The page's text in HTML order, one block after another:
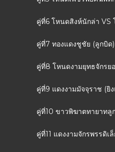
คู่ที่6 โหนดสิงห์นักล่า VS
คู่ที่7 ทองแดงชูชัย (ลูกบิ
คู่ที่8 โหนดงามยุทธจักรย
คู่ที่9 แดงงามมัจจุราช (ยิ
คู่ที่10 ขาวพิฆาตทายาท
คู่ที่11 แดงงามจักรพรรดิ